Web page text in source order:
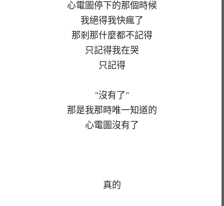
心電圖停下的那個時候
我絕得我快瘋了
那剎那什麼都不記得
只記得我在哭
只記得
"沒有了"
那是我那時唯一知道的
心電圖沒有了
真的